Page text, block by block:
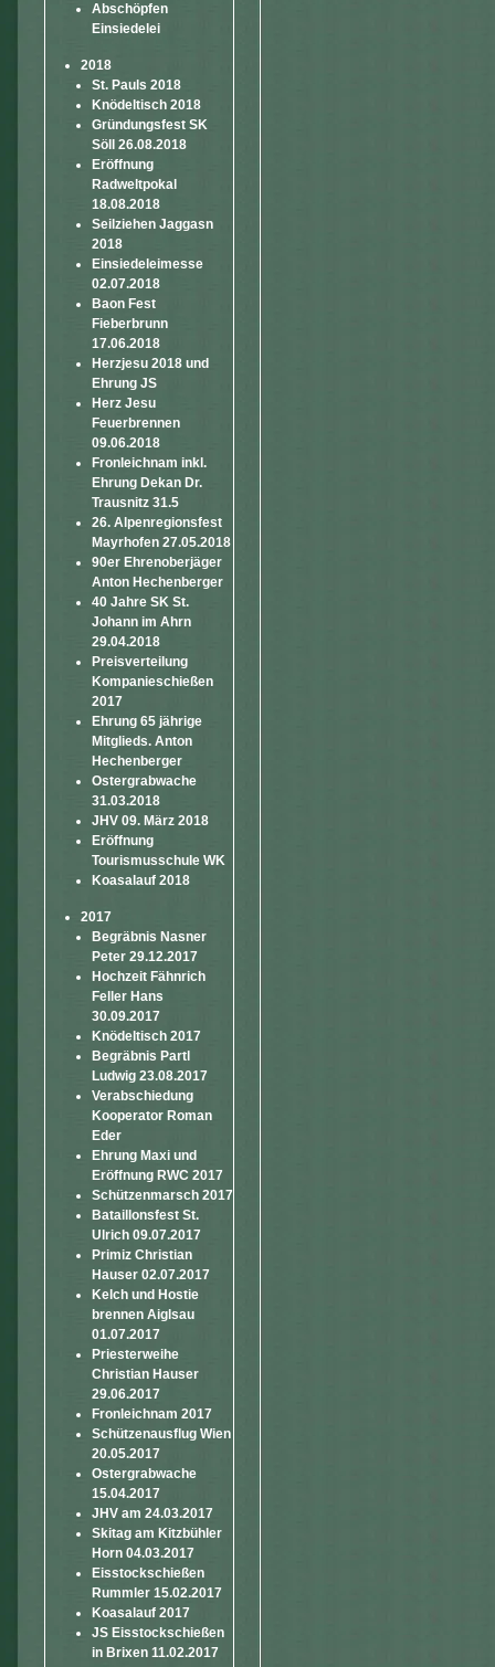
Abschöpfen
Einsiedelei
2018
St. Pauls 2018
Knödeltisch 2018
Gründungsfest SK
Söll 26.08.2018
Eröffnung
Radweltpokal
18.08.2018
Seilziehen Jaggasn
2018
Einsiedeleimesse
02.07.2018
Baon Fest
Fieberbrunn
17.06.2018
Herzjesu 2018 und
Ehrung JS
Herz Jesu
Feuerbrennen
09.06.2018
Fronleichnam inkl.
Ehrung Dekan Dr.
Trausnitz 31.5
26. Alpenregionsfest
Mayrhofen 27.05.2018
90er Ehrenoberjäger
Anton Hechenberger
40 Jahre SK St.
Johann im Ahrn
29.04.2018
Preisverteilung
Kompanieschießen
2017
Ehrung 65 jährige
Mitglieds. Anton
Hechenberger
Ostergrabwache
31.03.2018
JHV 09. März 2018
Eröffnung
Tourismusschule WK
Koasalauf 2018
2017
Begräbnis Nasner
Peter 29.12.2017
Hochzeit Fähnrich
Feller Hans
30.09.2017
Knödeltisch 2017
Begräbnis Partl
Ludwig 23.08.2017
Verabschiedung
Kooperator Roman
Eder
Ehrung Maxi und
Eröffnung RWC 2017
Schützenmarsch 2017
Bataillonsfest St.
Ulrich 09.07.2017
Primiz Christian
Hauser 02.07.2017
Kelch und Hostie
brennen Aiglsau
01.07.2017
Priesterweihe
Christian Hauser
29.06.2017
Fronleichnam 2017
Schützenausflug Wien
20.05.2017
Ostergrabwache
15.04.2017
JHV am 24.03.2017
Skitag am Kitzbühler
Horn 04.03.2017
Eisstockschießen
Rummler 15.02.2017
Koasalauf 2017
JS Eisstockschießen
in Brixen 11.02.2017